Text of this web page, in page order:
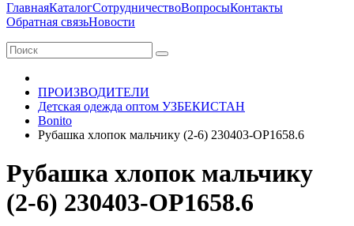
ГлавнаяКаталогСотрудничествоВопросыКонтакты
Обратная связьНовости
ПРОИЗВОДИТЕЛИ
Детская одежда оптом УЗБЕКИСТАН
Bonito
Рубашка хлопок мальчику (2-6) 230403-OP1658.6
Рубашка хлопок мальчику
(2-6) 230403-OP1658.6